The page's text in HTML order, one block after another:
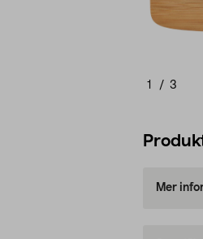
1 / 3
Mer